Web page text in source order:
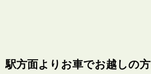
駅方面よりお車でお越しの方